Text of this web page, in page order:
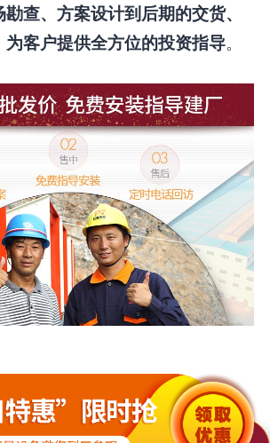
查、方案设计到后期的交货、
客户提供全方位的投资指导。